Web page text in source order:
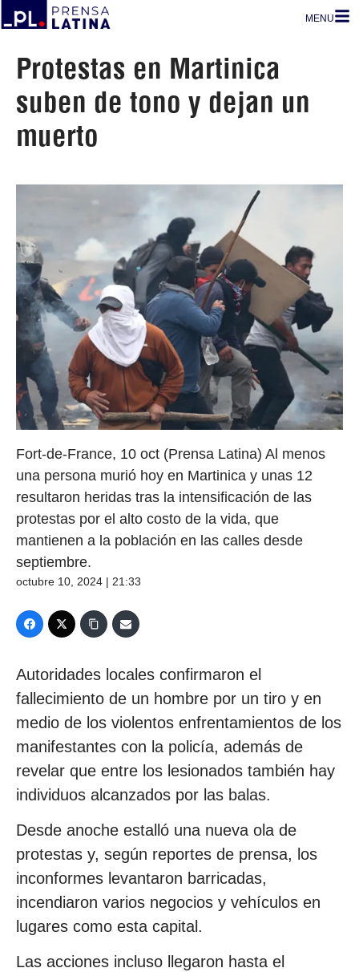
MENU
Protestas en Martinica
suben de tono y dejan un
muerto
Fort-de-France, 10 oct (Prensa Latina) Al menos
una persona murió hoy en Martinica y unas 12
resultaron heridas tras la intensificación de las
protestas por el alto costo de la vida, que
mantienen a la población en las calles desde
septiembre.
octubre 10, 2024 | 21:33
Autoridades locales confirmaron el
fallecimiento de un hombre por un tiro y en
medio de los violentos enfrentamientos de los
manifestantes con la policía, además de
revelar que entre los lesionados también hay
individuos alcanzados por las balas.
Desde anoche estalló una nueva ola de
protestas y, según reportes de prensa, los
inconformes levantaron barricadas,
incendiaron varios negocios y vehículos en
lugares como esta capital.
Las acciones incluso llegaron hasta el